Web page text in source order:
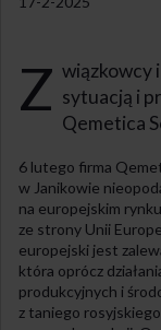
Z wiązkowcy
sytuacją i
Qemetica
6 lutego firma
w Janikowie
na europejskim
ze strony Unii
europejski jest
która oprócz
produkcyjnych i
z taniego